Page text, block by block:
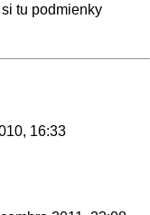
tu podmienky
16:33